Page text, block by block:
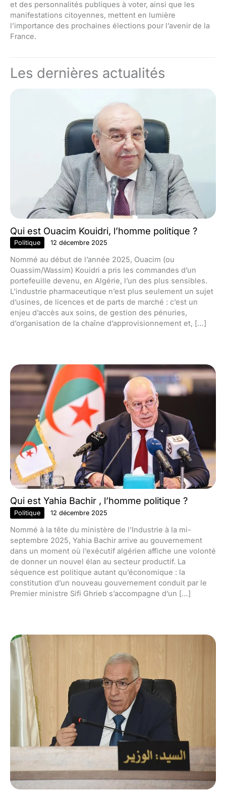
et des personnalités publiques à voter, ainsi que les
manifestations citoyennes, mettent en lumière
l’importance des prochaines élections pour l’avenir de la
France.
Les dernières actualités
Qui est Ouacim Kouidri, l’homme politique ?
Politique 12 décembre 2025
Nommé au début de l’année 2025, Ouacim (ou
Ouassim/Wassim) Kouidri a pris les commandes d’un
portefeuille devenu, en Algérie, l’un des plus sensibles.
L’industrie pharmaceutique n’est plus seulement un sujet
d’usines, de licences et de parts de marché : c’est un
enjeu d’accès aux soins, de gestion des pénuries,
d’organisation de la chaîne d’approvisionnement et, […]
Qui est Yahia Bachir , l’homme politique ?
Politique 12 décembre 2025
Nommé à la tête du ministère de l’Industrie à la mi-
septembre 2025, Yahia Bachir arrive au gouvernement
dans un moment où l’exécutif algérien affiche une volonté
de donner un nouvel élan au secteur productif. La
séquence est politique autant qu’économique : la
constitution d’un nouveau gouvernement conduit par le
Premier ministre Sifi Ghrieb s’accompagne d’un […]